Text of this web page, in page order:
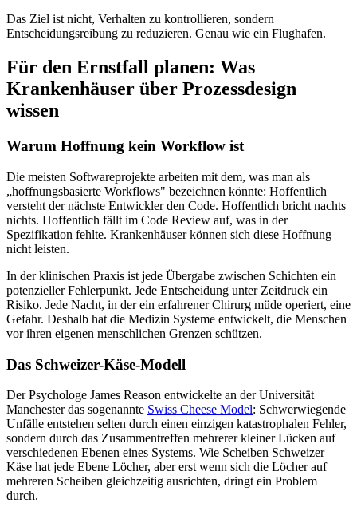
Das Ziel ist nicht, Verhalten zu kontrollieren, sondern
Entscheidungsreibung zu reduzieren. Genau wie ein Flughafen.
Für den Ernstfall planen: Was
Krankenhäuser über Prozessdesign
wissen
Warum Hoffnung kein Workflow ist
Die meisten Softwareprojekte arbeiten mit dem, was man als
„hoffnungsbasierte Workflows" bezeichnen könnte: Hoffentlich
versteht der nächste Entwickler den Code. Hoffentlich bricht nachts
nichts. Hoffentlich fällt im Code Review auf, was in der
Spezifikation fehlte. Krankenhäuser können sich diese Hoffnung
nicht leisten.
In der klinischen Praxis ist jede Übergabe zwischen Schichten ein
potenzieller Fehlerpunkt. Jede Entscheidung unter Zeitdruck ein
Risiko. Jede Nacht, in der ein erfahrener Chirurg müde operiert, eine
Gefahr. Deshalb hat die Medizin Systeme entwickelt, die Menschen
vor ihren eigenen menschlichen Grenzen schützen.
Das Schweizer-Käse-Modell
Der Psychologe James Reason entwickelte an der Universität
Manchester das sogenannte Swiss Cheese Model: Schwerwiegende
Unfälle entstehen selten durch einen einzigen katastrophalen Fehler,
sondern durch das Zusammentreffen mehrerer kleiner Lücken auf
verschiedenen Ebenen eines Systems. Wie Scheiben Schweizer
Käse hat jede Ebene Löcher, aber erst wenn sich die Löcher auf
mehreren Scheiben gleichzeitig ausrichten, dringt ein Problem
durch.